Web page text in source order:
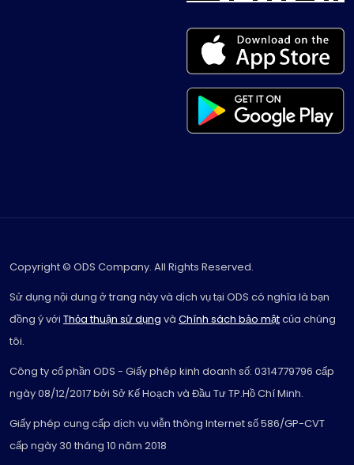
Copyright © ODS Company. All Rights Reserved.
Sử dụng nội dung ở trang này và dịch vụ tại ODS có nghĩa là bạn
đồng ý với Thỏa thuận sử dụng và Chính sách bảo mậtcủa chúng
tôi.
Công ty cổ phần ODS - Giấy phép kinh doanh số: 0314779796 cấp
ngày 08/12/2017 bởi Sở Kế Hoạch và Đầu Tư TP.Hồ Chí Minh.
Giấy phép cung cấp dịch vụ viễn thông Internet số 586/GP-CVT
cấp ngày 30 tháng 10 năm 2018